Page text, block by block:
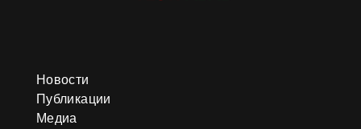
Новости
Публикации
Медиа